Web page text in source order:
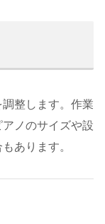
整します。作業
ノのサイズや設
あります。